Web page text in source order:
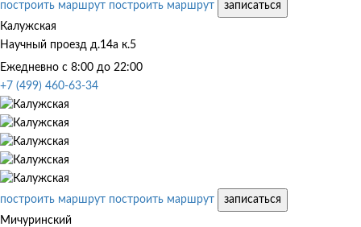
построить маршрут построить маршрут
записаться
Калужская
Научный проезд д.14а к.5
Ежедневно с 8:00 до 22:00
+7 (499) 460-63-34
построить маршрут построить маршрут
записаться
Мичуринский